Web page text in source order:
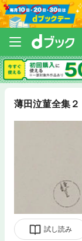
薄田泣菫全集２
試し読み